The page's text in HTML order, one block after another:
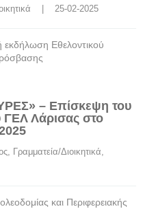
    |    25-02-2025
εκδήλωση Εθελοντικού
– Επίσκεψη του
ΓΕΛ Λάρισας στο
, Γραμματεία/Διοικητικά
και Περιφερειακής